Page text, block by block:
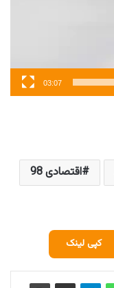
03:07
اقتصادی 98
کپی لینک